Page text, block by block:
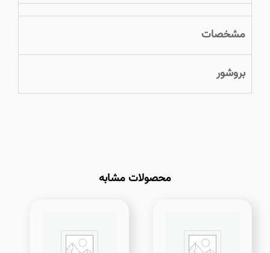
مشخصات
بروشور
محصولات مشابه